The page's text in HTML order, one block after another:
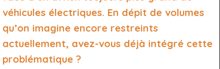
véhicules électriques. En dépit de volumes
qu’on imagine encore restreints
actuellement, avez-vous déjà intégré cette
problématique ?